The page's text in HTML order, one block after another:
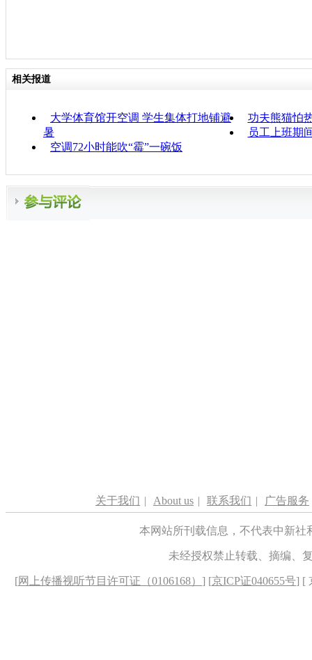
相关报道
大学体育馆开空调 学生集体打地铺避
暑
功夫熊猫怕
员工上班期
空调72小时能吹“霉”一碗饭
关于我们 | About us | 联系我们 | 广告服务
本网站所刊载信息，不代表中新
未经授权禁止转载、摘编、
[网上传播视听节目许可证（0106168） ] [京ICP证040655号] [